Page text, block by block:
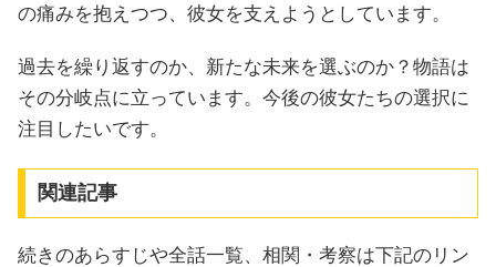
の痛みを抱えつつ、彼女を支えようとしています。
過去を繰り返すのか、新たな未来を選ぶのか？物語は
その分岐点に立っています。今後の彼女たちの選択に
注目したいです。
関連記事
続きのあらすじや全話一覧、相関・考察は下記のリン